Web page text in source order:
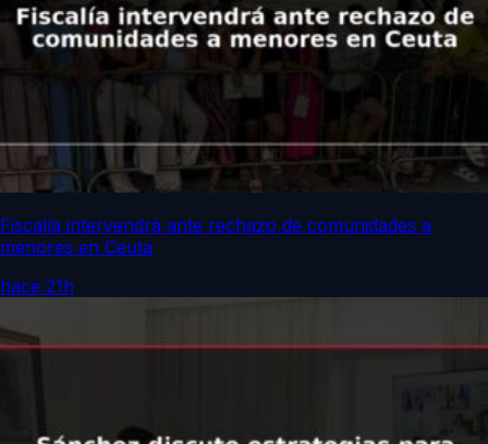
Fiscalía intervendrá ante rechazo de comunidades a
menores en Ceuta
hace 21h